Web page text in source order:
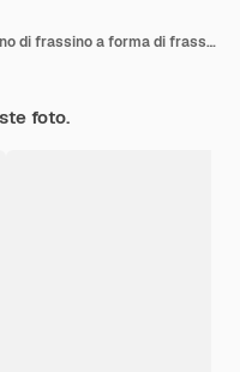
Due taglieri per bistecche in legno di frassino a forma di frassino
foto.